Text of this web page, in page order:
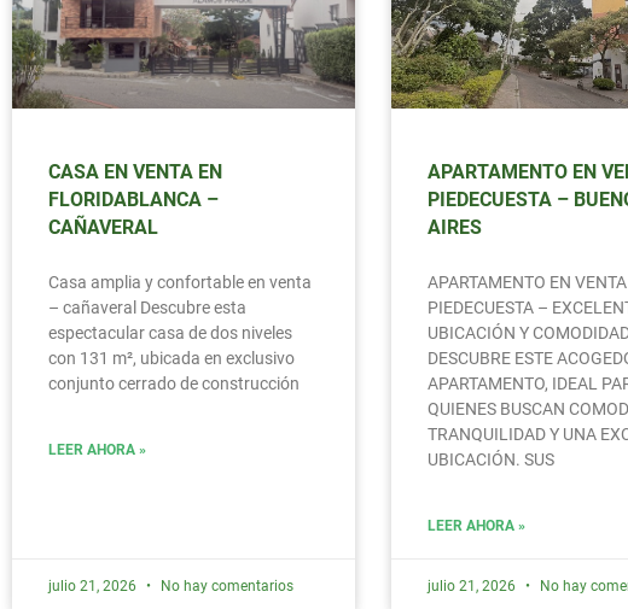
CASA EN VENTA EN
FLORIDABLANCA –
CAÑAVERAL
Casa amplia y confortable en venta
– cañaveral Descubre esta
espectacular casa de dos niveles
con 131 m², ubicada en exclusivo
conjunto cerrado de construcción
LEER AHORA »
julio 21, 2026 No hay comentarios
APARTAMENTO EN
PIEDECUESTA –
AIRES
APARTAMENTO EN
PIEDECUESTA –
UBICACIÓN Y
DESCUBRE ESTE
APARTAMENTO, IDEAL
QUIENES BUSCAN
TRANQUILIDAD Y UNA
UBICACIÓN. SUS
LEER AHORA »
julio 21, 2026 No hay